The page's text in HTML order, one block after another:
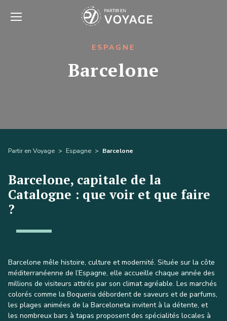
ESPAGNE
Barcelone
Partir en Voyage > Espagne > Barcelone
Barcelone, capitale de la
Catalogne : que voir et que faire
?
Barcelone mêle histoire, culture et modernité. Située sur la côte
méditerranéenne de l’Espagne, elle accueille chaque année des
millions de visiteurs attirés par son climat agréable. Les marchés
colorés comme la Boqueria débordent de saveurs et de parfums,
les plages animées de la Barceloneta invitent à la détente, et
les nombreux bars à tapas proposent des spécialités locales à